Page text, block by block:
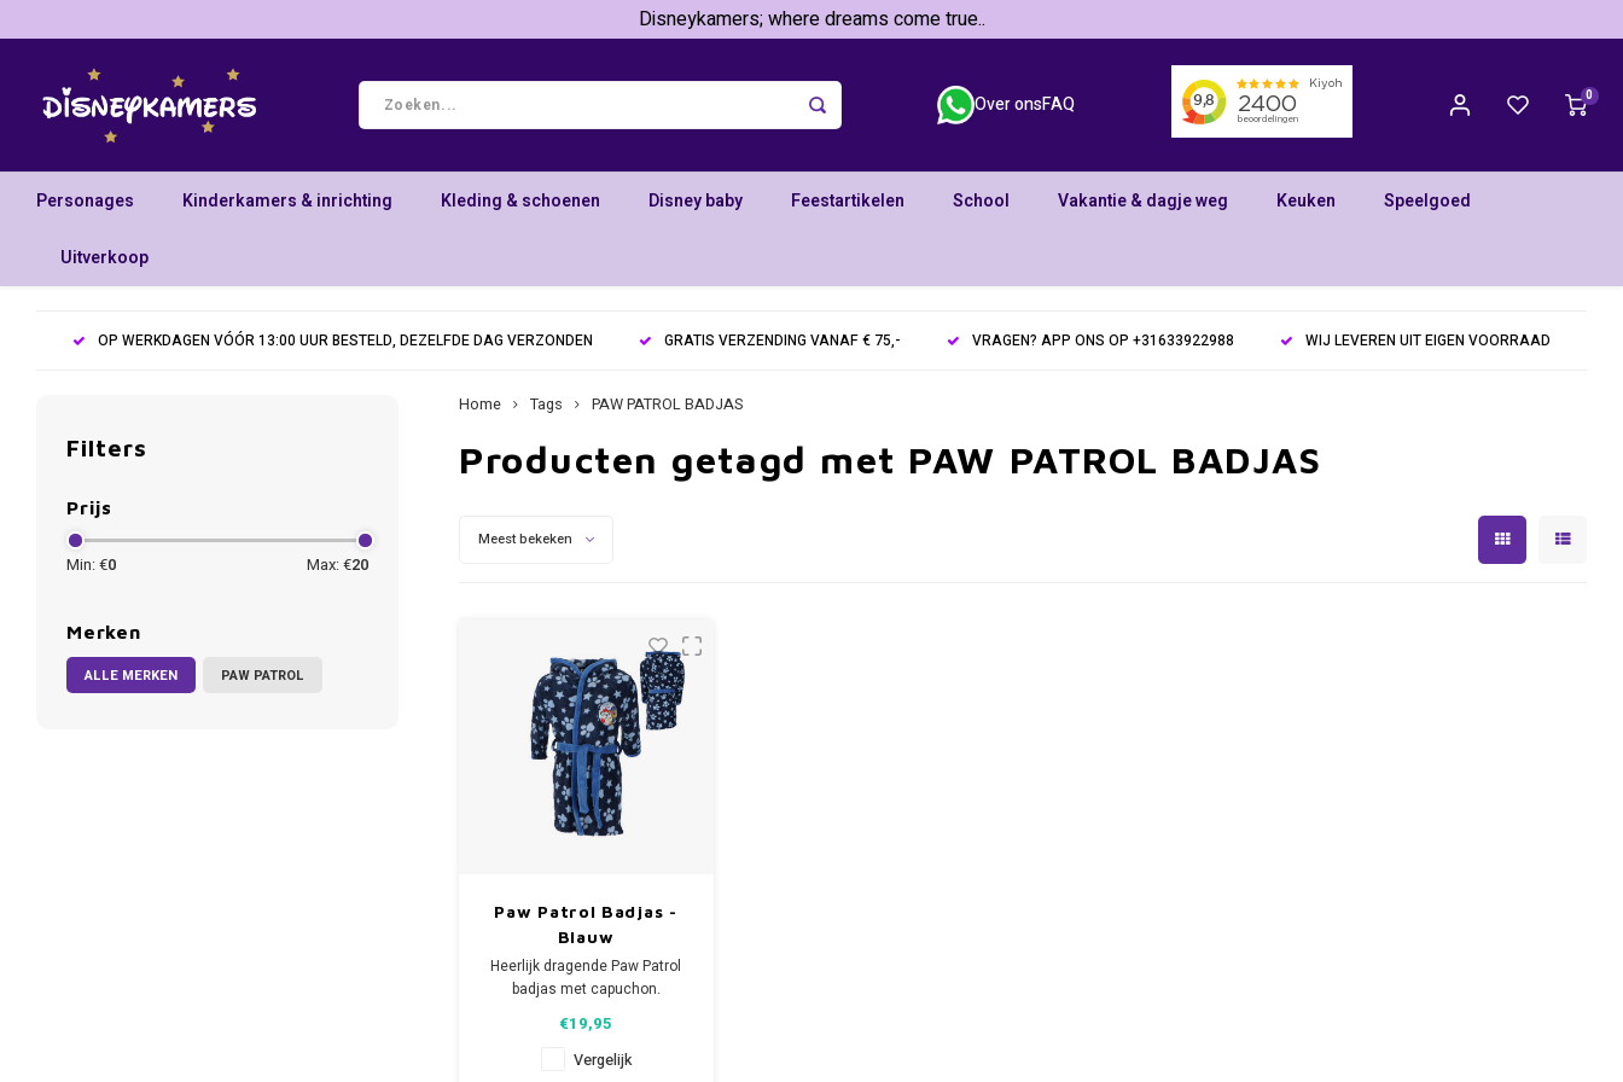
Disneykamers; where dreams come true..
Over onsFAQ 0
Personages Kinderkamers & inrichting Kleding & schoenen Disney baby Feestartikelen School Vakantie & dagje weg Keuken Speelgoed
Uitverkoop
OP WERKDAGEN VÓÓR 13:00 UUR BESTELD, DEZELFDE DAG VERZONDEN GRATIS VERZENDING VANAF € 75,- VRAGEN? APP ONS OP +31633922988 WIJ LEVEREN UIT EIGEN VOORRAAD
Filters
Prijs
Min: €0 Max: €20
Merken
ALLE MERKEN PAW PATROL
Home Tags PAW PATROL BADJAS
Producten getagd met PAW PATROL BADJAS
Meest bekeken
Paw Patrol Badjas -
Blauw
Heerlijk dragende Paw Patrol
badjas met capuchon.
ochtendjas heeft 2 zakken,
een ceintuur.
€19,95
Vergelijk